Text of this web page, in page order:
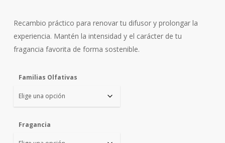
Recambio práctico para renovar tu difusor y prolongar la
experiencia. Mantén la intensidad y el carácter de tu
fragancia favorita de forma sostenible.
Familias Olfativas
Fragancia